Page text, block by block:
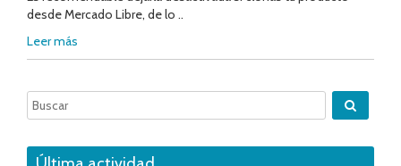
desde Mercado Libre, de lo ..
Leer más